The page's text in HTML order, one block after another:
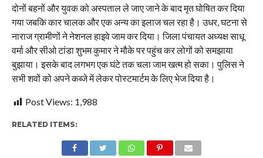
दोनों बहनों और युवक को अस्पताल ले जाए जाने के बाद मृत घोषित कर दिया
गया जबकि कार चालक और एक अन्य का इलाज चल रहा है। उधर, घटना से
नाराज ग्रामीणों ने नेशनल हाइवे जाम कर दिया। जिला पंचायत अध्यक्ष साधू
वर्मा और सीओ टांडा शुभम कुमार ने मौके पर पहुंच कर लोगों को समझाया
बुझाया। इसके बाद लगभग एक घंटे तक चला जाम खत्म हो सका। पुलिस ने
सभी शवों को अपने कब्जे में लेकर पोस्टमार्टम के लिए भेज दिया है।
Post Views: 1,988
RELATED ITEMS: